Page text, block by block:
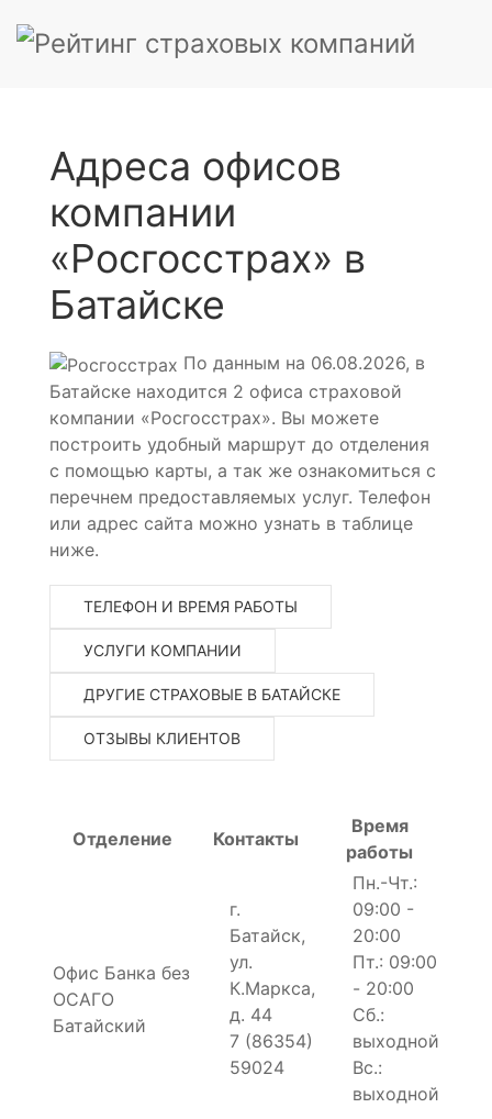
Адреса офисов
компании
«Росгосстрах» в
Батайске
По данным на 06.08.2026, в
Батайске находится 2 офиса страховой
компании «Росгосстрах». Вы можете
построить удобный маршрут до отделения
с помощью карты, а так же ознакомиться с
перечнем предоставляемых услуг. Телефон
или адрес сайта можно узнать в таблице
ниже.
ТЕЛЕФОН И ВРЕМЯ РАБОТЫ
УСЛУГИ КОМПАНИИ
ДРУГИЕ СТРАХОВЫЕ В БАТАЙСКЕ
ОТЗЫВЫ КЛИЕНТОВ
Отделение Контакты
Время
работы
Офис Банка без
ОСАГО
Батайский
г.
Батайск,
ул.
К.Маркса,
д. 44
7 (86354)
59024
Пн.-Чт.:
09:00 -
20:00
Пт.: 09:00
- 20:00
Сб.:
выходной
Вс.:
выходной